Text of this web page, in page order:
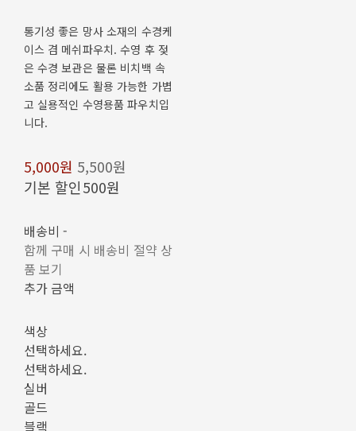
통기성 좋은 망사 소재의 수경케
이스 겸 메쉬파우치. 수영 후 젖
은 수경 보관은 물론 비치백 속
소품 정리에도 활용 가능한 가볍
고 실용적인 수영용품 파우치입
니다.
5,000원 5,500원
기본 할인500원
배송비-
함께 구매 시 배송비 절약 상
품 보기
추가 금액
색상
선택하세요.
선택하세요.
실버
골드
블랙